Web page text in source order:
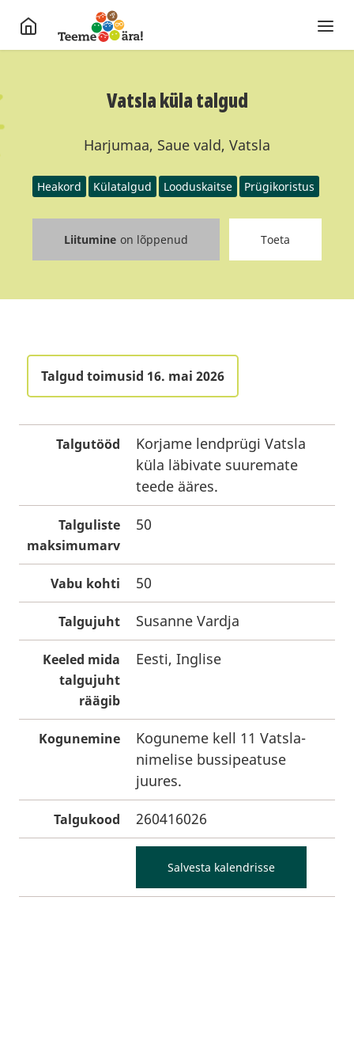
Vatsla küla talgud
Harjumaa, Saue vald, Vatsla
Heakord Külatalgud Looduskaitse Prügikoristus
Liitumine on lõppenud Toeta
Talgud toimusid 16. mai 2026
Talgutööd
Korjame lendprügi Vatsla
küla läbivate suuremate
teede ääres.
Talguliste
maksimumarv
50
Vabu kohti 50
Talgujuht Susanne Vardja
Keeled mida
talgujuht
räägib
Eesti, Inglise
Kogunemine
Koguneme kell 11 Vatsla-
nimelise bussipeatuse
juures.
Talgukood 260416026
Salvesta kalendrisse